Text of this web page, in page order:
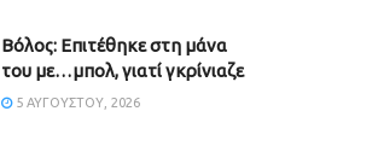
Βόλος: Επιτέθηκε στη μάνα
του με…μπολ, γιατί γκρίνιαζε
5 ΑΥΓΟΎΣΤΟΥ, 2026